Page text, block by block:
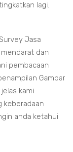
lagi.
Jasa
dan
pembacaan
Gambar
kami
keberadaan
anda ketahui